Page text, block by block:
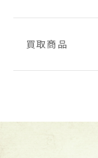
買取商品